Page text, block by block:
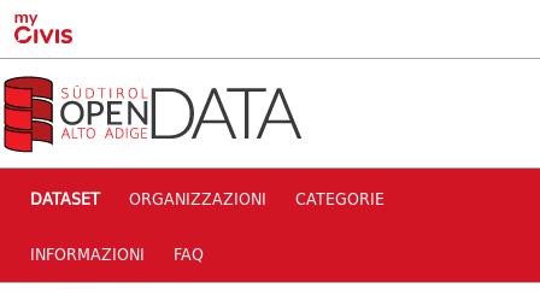
Skip to main content
DATASET ORGANIZZAZIONI CATEGORIE
INFORMAZIONI FAQ